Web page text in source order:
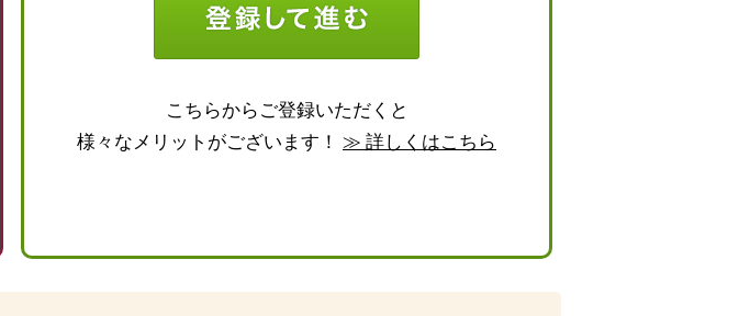
こちらからご登録いただくと
様々なメリットがございます！ ≫ 詳しくはこちら